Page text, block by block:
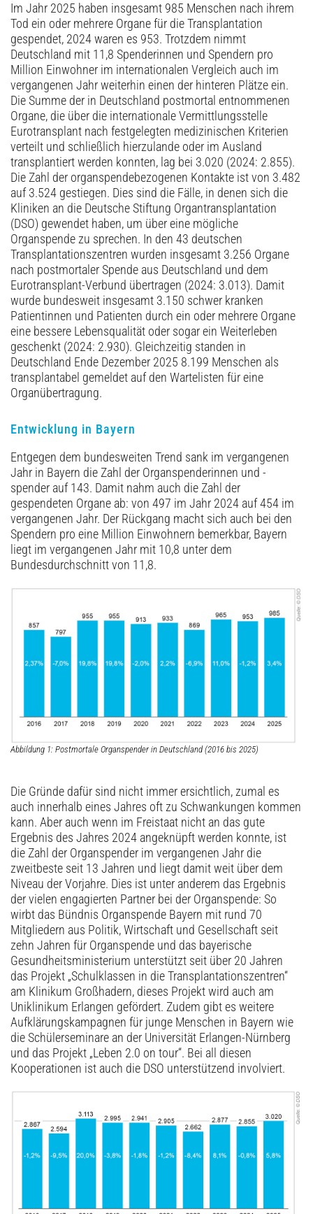
Im Jahr 2025 haben insgesamt 985 Menschen nach ihrem
Tod ein oder mehrere Organe für die Transplantation
gespendet, 2024 waren es 953. Trotzdem nimmt
Deutschland mit 11,8 Spenderinnen und Spendern pro
Million Einwohner im internationalen Vergleich auch im
vergangenen Jahr weiterhin einen der hinteren Plätze ein.
Die Summe der in Deutschland postmortal entnommenen
Organe, die über die internationale Vermittlungsstelle
Eurotransplant nach festgelegten medizinischen Kriterien
verteilt und schließlich hierzulande oder im Ausland
transplantiert werden konnten, lag bei 3.020 (2024: 2.855).
Die Zahl der organspendebezogenen Kontakte ist von 3.482
auf 3.524 gestiegen. Dies sind die Fälle, in denen sich die
Kliniken an die Deutsche Stiftung Organtransplantation
(DSO) gewendet haben, um über eine mögliche
Organspende zu sprechen. In den 43 deutschen
Transplantations­zentren wurden insgesamt 3.256 Organe
nach postmortaler Spende aus Deutschland und dem
Eurotransplant-Verbund übertragen (2024: 3.013). Damit
wurde bundesweit insgesamt 3.150 schwer kranken
Patientinnen und Patienten durch ein oder mehrere Organe
eine bessere Lebensqualität oder sogar ein Weiterleben
geschenkt (2024: 2.930). Gleichzeitig standen in
Deutschland Ende Dezember 2025 8.199 Menschen als
transplantabel gemeldet auf den Wartelisten für eine
Organübertragung.
Entwicklung in Bayern
Entgegen dem bundesweiten Trend sank im vergangenen
Jahr in Bayern die Zahl der Organspenderinnen und -
spender auf 143. Damit nahm auch die Zahl der
gespendeten Organe ab: von 497 im Jahr 2024 auf 454 im
vergangenen Jahr. Der Rückgang macht sich auch bei den
Spendern pro eine Million Einwohnern bemerkbar, Bayern
liegt im vergangenen Jahr mit 10,8 unter dem
Bundesdurchschnitt von 11,8.
Abbildung 1: Postmortale Organspender in Deutschland (2016 bis 2025)
Die Gründe dafür sind nicht immer ersichtlich, zumal es
auch innerhalb eines Jahres oft zu Schwankungen kommen
kann. Aber auch wenn im Freistaat nicht an das gute
Ergebnis des Jahres 2024 angeknüpft werden konnte, ist
die Zahl der Organspender im vergangenen Jahr die
zweitbeste seit 13 Jahren und liegt damit weit über dem
Niveau der Vorjahre. Dies ist unter anderem das Ergebnis
der vielen engagierten Partner bei der Organspende: So
wirbt das Bündnis Organspende Bayern mit rund 70
Mitgliedern aus Politik, Wirtschaft und Gesellschaft seit
zehn Jahren für Organspende und das bayerische
Gesundheitsministerium unterstützt seit über 20 Jahren
das Projekt „Schulklassen in die Transplantationszentren“
am Klinikum Großhadern, dieses Projekt wird auch am
Uniklinikum Erlangen gefördert. Zudem gibt es weitere
Aufklärungskampagnen für junge Menschen in Bayern wie
die Schüler­seminare an der Universität Erlangen-Nürnberg
und das Projekt „Leben 2.0 on tour“. Bei all diesen
Kooperationen ist auch die DSO unterstützend involviert.